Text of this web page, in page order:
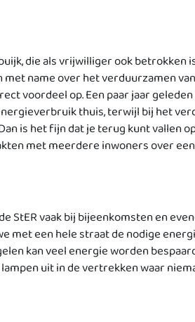
die als vrijwilliger ook betrokken
met name over het verduurzamen
voordeel op. Een paar jaar
thuis, terwijl bij het
is het fijn dat je terug kunt vallen
met meerdere inwoners over
StER vaak bij bijeenkomsten en
met een hele straat de nodige
kan veel energie worden
uit in de vertrekken waar